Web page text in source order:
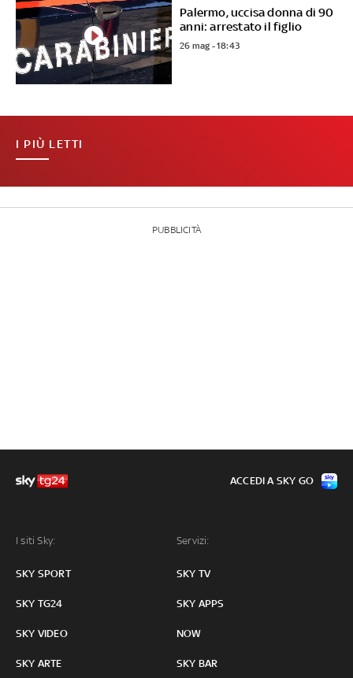
Palermo, uccisa donna di 90
anni: arrestato il figlio
26 mag - 18:43
I PIÙ LETTI
PUBBLICITÀ
I siti Sky:
SKY SPORT
SKY TG24
SKY VIDEO
SKY ARTE
Servizi:
SKY TV
SKY APPS
NOW
SKY BAR
ACCEDI A SKY GO